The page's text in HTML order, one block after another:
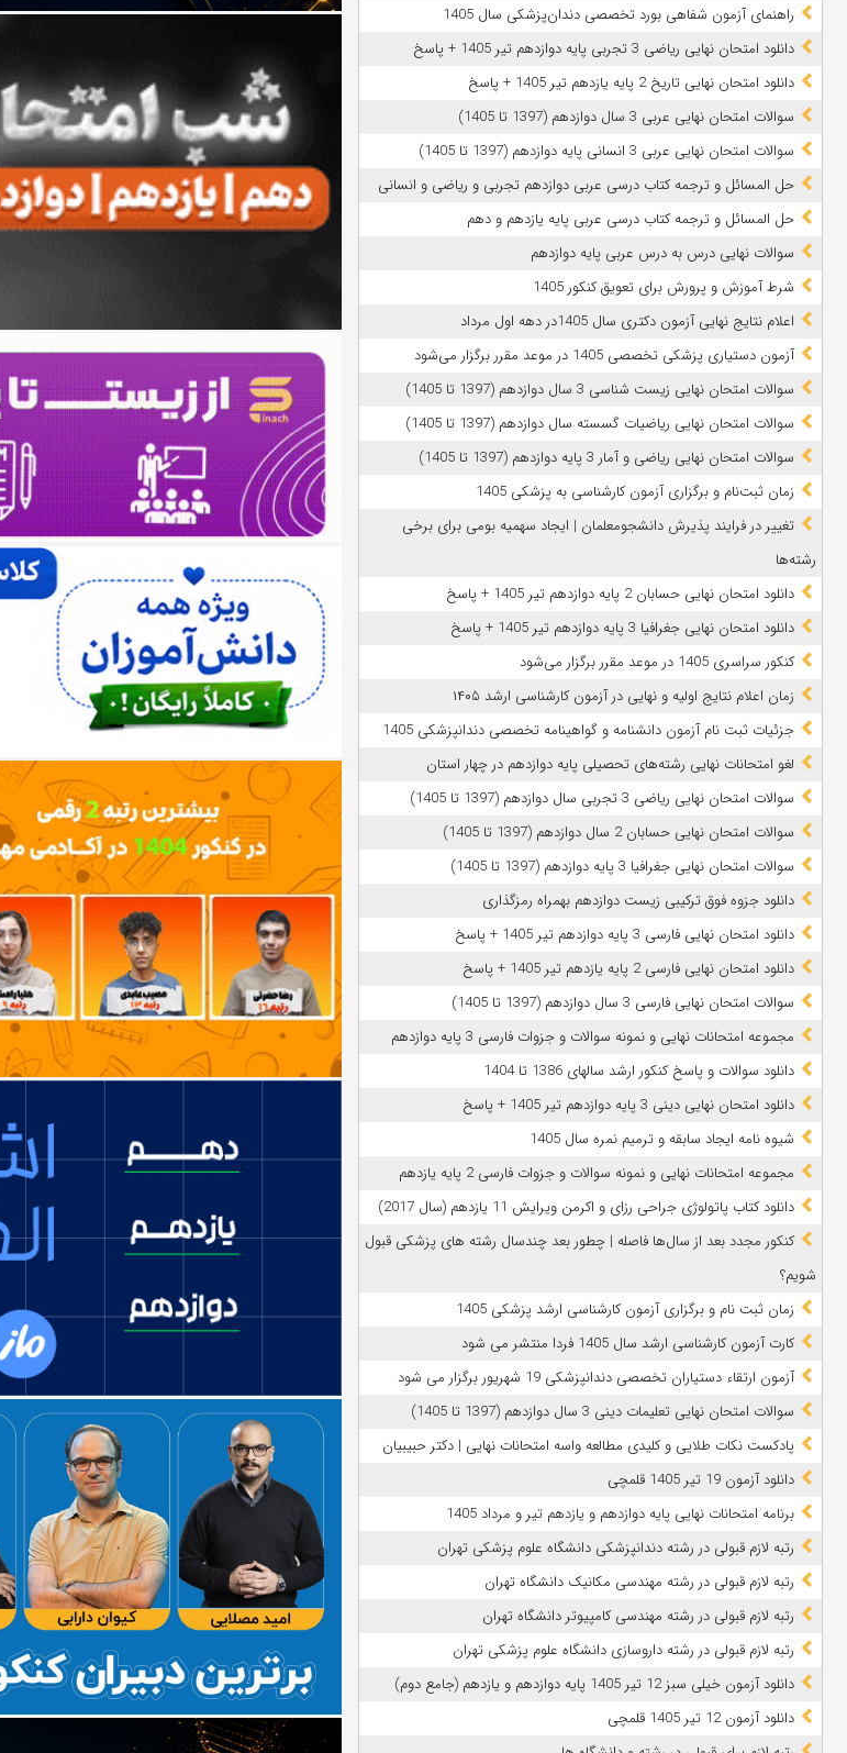
راهنمای آزمون شفاهی بورد تخصصی دندان‌پزشکی سال 1405
دانلود امتحان نهایی ریاضی 3 تجربی پایه دوازدهم تیر 1405 + پاسخ
دانلود امتحان نهایی تاریخ 2 پایه یازدهم تیر 1405 + پاسخ
سوالات امتحان نهایی عربی 3 سال دوازدهم (1397 تا 1405)
سوالات امتحان نهایی عربی 3 انسانی پایه دوازدهم (1397 تا 1405)
حل المسائل و ترجمه کتاب درسی عربی دوازدهم تجربی و ریاضی و انسانی
حل المسائل و ترجمه کتاب درسی عربی پایه یازدهم و دهم
سوالات نهایی درس به درس عربی پایه دوازدهم
شرط آموزش و پرورش برای تعویق کنکور 1405
اعلام نتایج نهایی آزمون دکتری سال 1405در دهه اول مرداد
آزمون دستیاری پزشکی تخصصی 1405 در موعد مقرر برگزار می‌شود
سوالات امتحان نهایی زیست شناسی 3 سال دوازدهم (1397 تا 1405)
سوالات امتحان نهایی ریاضیات گسسته سال دوازدهم (1397 تا 1405)
سوالات امتحان نهایی ریاضی و آمار 3 پایه دوازدهم (1397 تا 1405)
زمان ثبت‌نام و برگزاری آزمون کارشناسی به پزشکی 1405
تغییر در فرایند پذیرش دانشجومعلمان | ایجاد سهمیه بومی برای برخی
رشته‌ها
دانلود امتحان نهایی حسابان 2 پایه دوازدهم تیر 1405 + پاسخ
دانلود امتحان نهایی جغرافیا 3 پایه دوازدهم تیر 1405 + پاسخ
کنکور سراسری 1405 در موعد مقرر برگزار می‌شود
زمان اعلام نتایج اولیه و نهایی در آزمون کارشناسی ارشد ۱۴۰۵
جزئیات ثبت نام آزمون دانشنامه و گواهینامه تخصصی دندانپزشکی 1405
لغو امتحانات نهایی رشته‌های تحصیلی پایه دوازدهم در چهار استان
سوالات امتحان نهایی ریاضی 3 تجربی سال دوازدهم (1397 تا 1405)
سوالات امتحان نهایی حسابان 2 سال دوازدهم (1397 تا 1405)
سوالات امتحان نهایی جغرافیا 3 پایه دوازدهم (1397 تا 1405)
دانلود جزوه فوق ترکیبی زیست دوازدهم بهمراه رمزگذاری
دانلود امتحان نهایی فارسی 3 پایه دوازدهم تیر 1405 + پاسخ
دانلود امتحان نهایی فارسی 2 پایه یازدهم تیر 1405 + پاسخ
سوالات امتحان نهایی فارسی 3 سال دوازدهم (1397 تا 1405)
مجموعه امتحانات نهایی و نمونه سوالات و جزوات فارسی 3 پایه دوازدهم
دانلود سوالات و پاسخ کنکور ارشد سالهای 1386 تا 1404
دانلود امتحان نهایی دینی 3 پایه دوازدهم تیر 1405 + پاسخ
شیوه نامه ایجاد سابقه و ترمیم نمره سال 1405
مجموعه امتحانات نهایی و نمونه سوالات و جزوات فارسی 2 پایه یازدهم
دانلود کتاب پاتولوژی جراحی رزای و اکرمن ویرایش 11 یازدهم (سال 2017)
کنکور مجدد بعد از سال‌ها فاصله | چطور بعد چندسال رشته‌ های پزشکی قبول
شویم؟
زمان ثبت نام و برگزاری آزمون کارشناسی ارشد پزشکی 1405
کارت آزمون کارشناسی ارشد سال 1405 فردا منتشر می شود
آزمون ارتقاء دستیاران تخصصی دندانپزشکی 19 شهریور برگزار می شود
سوالات امتحان نهایی تعلیمات دینی 3 سال دوازدهم (1397 تا 1405)
پادکست نکات طلایی و کلیدی مطالعه واسه امتحانات نهایی | دکتر حبیبیان
دانلود آزمون 19 تیر 1405 قلمچی
برنامه امتحانات نهایی پایه دوازدهم و یازدهم تیر و مرداد 1405
رتبه لازم قبولی در رشته دندانپزشکی دانشگاه علوم پزشکی تهران
رتبه لازم قبولی در رشته مهندسی مکانیک دانشگاه تهران
رتبه لازم قبولی در رشته مهندسی کامپیوتر دانشگاه تهران
رتبه لازم قبولی در رشته داروسازی دانشگاه علوم پزشکی تهران
دانلود آزمون خیلی سبز 12 تیر 1405 پایه دوازدهم و یازدهم (جامع دوم)
دانلود آزمون 12 تیر 1405 قلمچی